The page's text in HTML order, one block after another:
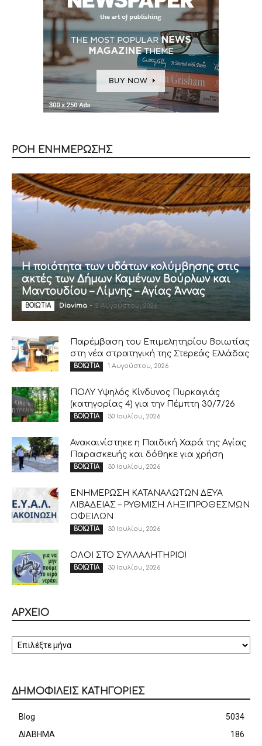
ΡΟΗ ΕΝΗΜΕΡΩΣΗΣ
Η ποιότητα των υδάτων κολύμβησης στις
ακτές των Δήμων Καμένων Βούρλων και
Μαντουδίου – Λίμνης – Αγίας Άννας
ΒΟΙΩΤΙΑ Diavima - 2 Αυγούστου, 2026
Παρέμβαση του Επιμελητηρίου Βοιωτίας
στη νέα στρατηγική της Στερεάς Ελλάδας
ΒΟΙΩΤΙΑ 1 Αυγούστου, 2026
ΠΟΛΥ Υψηλός Κίνδυνος Πυρκαγιάς
(κατηγορίας 4) για την Πέμπτη 30/7/26
ΒΟΙΩΤΙΑ 30 Ιουλίου, 2026
Ανακαινίστηκε η Παιδική Χαρά της Αγίας
Παρασκευής και δόθηκε για χρήση
ΒΟΙΩΤΙΑ 30 Ιουλίου, 2026
ΕΝΗΜΕΡΩΣΗ ΚΑΤΑΝΑΛΩΤΩΝ ΔΕΥΑ
ΛΙΒΑΔΕΙΑΣ – ΡΥΘΜΙΣΗ ΛΗΞΙΠΡΟΘΕΣΜΩΝ
ΟΦΕΙΛΩΝ
ΒΟΙΩΤΙΑ 30 Ιουλίου, 2026
ΟΛΟΙ ΣΤΟ ΣΥΛΛΑΛΗΤΗΡΙΟ!
ΒΟΙΩΤΙΑ 30 Ιουλίου, 2026
ΑΡΧΕΙΟ
ΔΗΜΟΦΙΛΕΙΣ ΚΑΤΗΓΟΡΙΕΣ
Blog
5034
ΔΙΑΒΗΜΑ
186